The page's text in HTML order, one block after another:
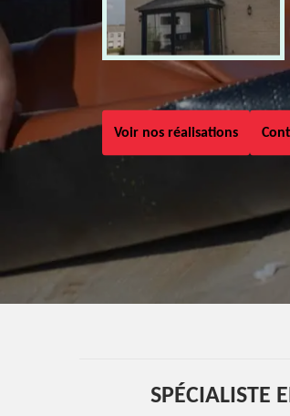
Voir nos réalisations
SPÉCIALISTE